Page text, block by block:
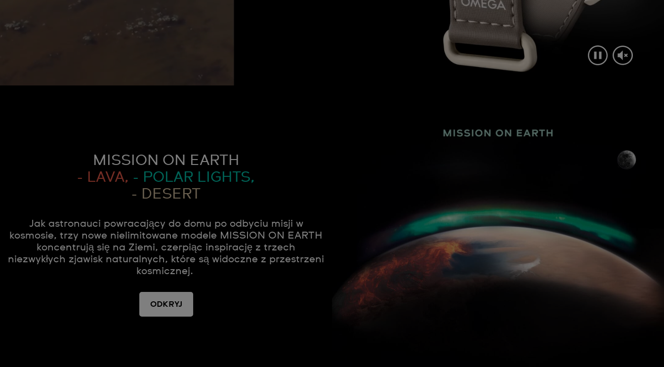
MISSION ON EARTH
- LAVA, - POLAR LIGHTS,
- DESERT
Jak astronauci powracający do domu po odbyciu misji w
kosmosie, trzy nowe nielimitowane modele MISSION ON EARTH
koncentrują się na Ziemi, czerpiąc inspirację z trzech
niezwykłych zjawisk naturalnych, które są widoczne z przestrzeni
kosmicznej.
ODKRYJ